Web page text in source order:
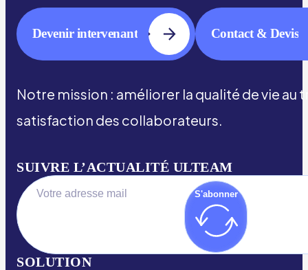
Devenir intervenant Contact & Devis
Notre mission : améliorer la qualité de vie
satisfaction des collaborateurs.
SUIVRE L’ACTUALITÉ ULTEAM
S'abonner
SOLUTION